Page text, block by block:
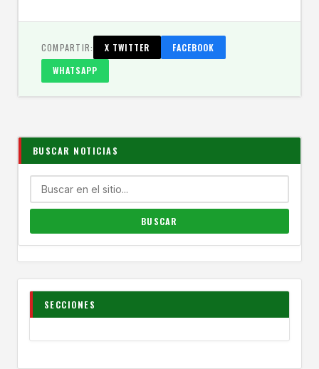
COMPARTIR: X TWITTER
FACEBOOK
WHATSAPP
BUSCAR NOTICIAS
SECCIONES